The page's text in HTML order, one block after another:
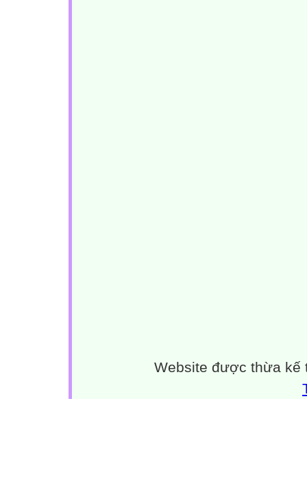
Website được thừa